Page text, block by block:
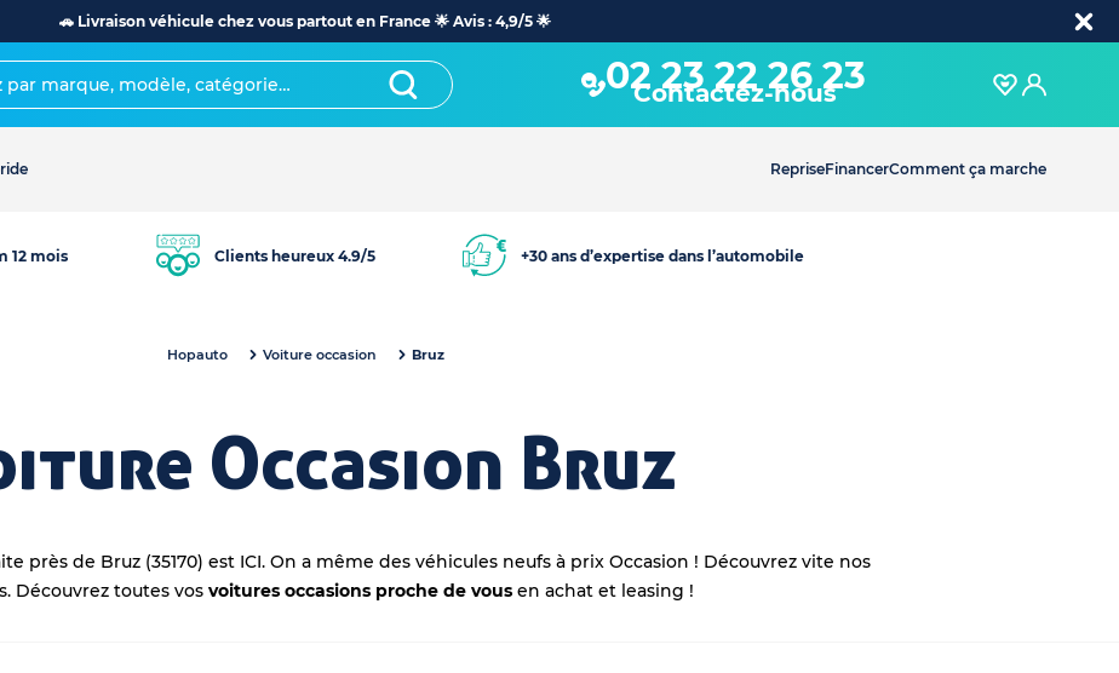
🚗 Livraison véhicule chez vous partout en France 🌟 Avis : 4,9/5 🌟
02 23 22 26 23
Contactez-nous
RepriseFinancerComment ça marche
12 mois Clients heureux 4.9/5 +30 ans d’expertise dans l’automobile
Hopauto Voiture occasion Bruz
Occasion Bruz
près de Bruz (35170) est ICI. On a même des véhicules neufs à prix Occasion ! Découvrez vite nos
Découvrez toutes vos voitures occasions proche de vousen achat et leasing !